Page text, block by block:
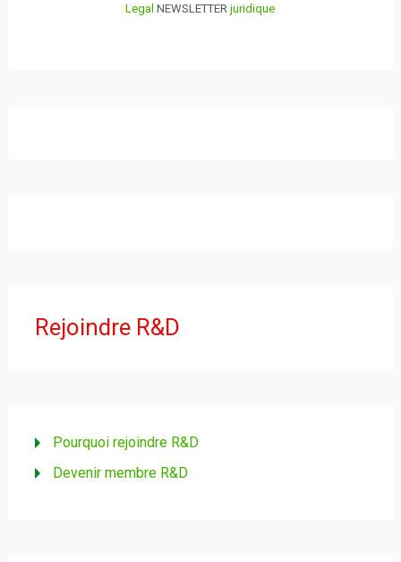
Legal NEWSLETTERjuridique
Rejoindre R&D
Pourquoi rejoindre R&D
Devenir membre R&D